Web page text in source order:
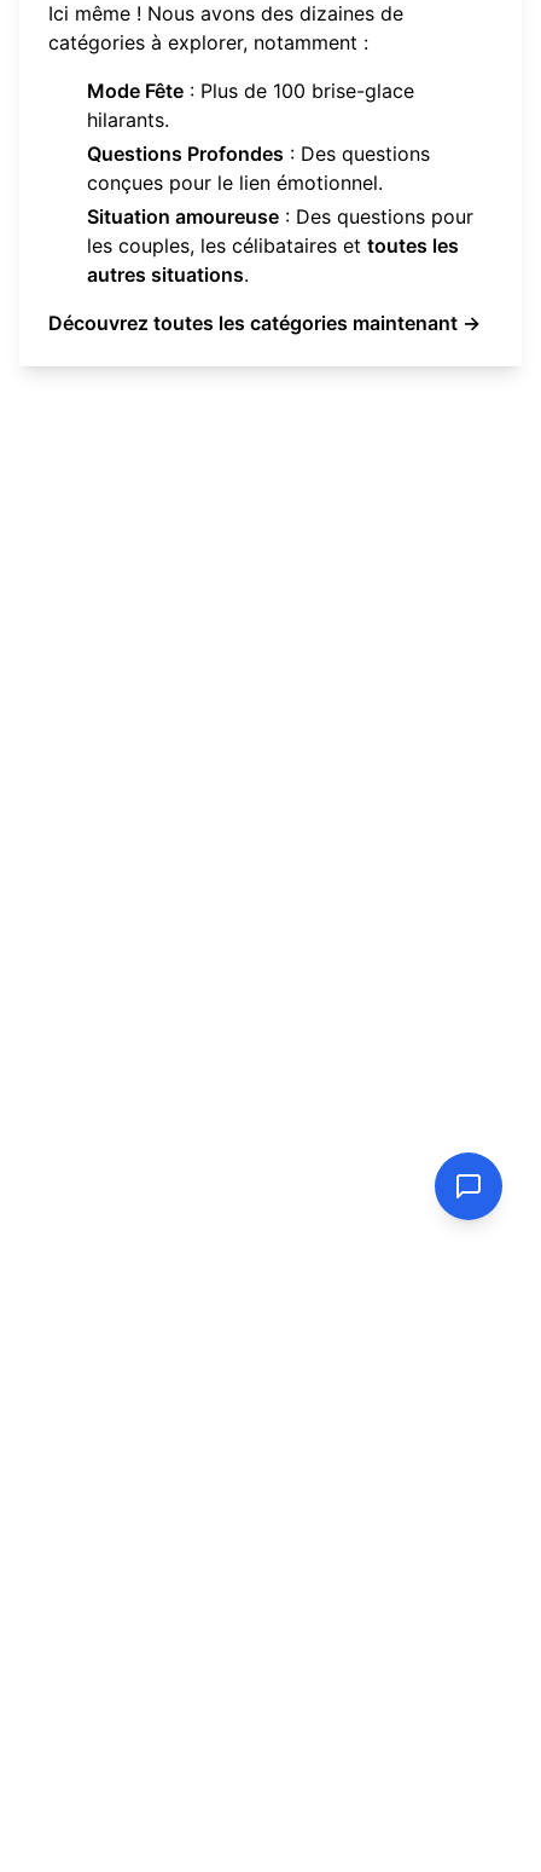
Ici même ! Nous avons des dizaines de
catégories à explorer, notamment :
Mode Fête : Plus de 100 brise-glace
hilarants.
Questions Profondes : Des questions
conçues pour le lien émotionnel.
Situation amoureuse : Des questions pour
les couples, les célibataires et toutes les
autres situations.
Découvrez toutes les catégories maintenant →